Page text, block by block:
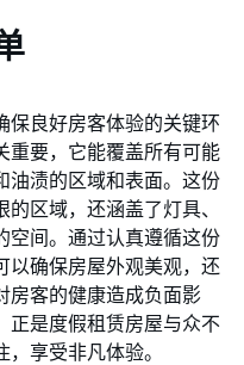
保良好房客体验的关键环
重要，它能覆盖所有可能
油渍的区域和表面。这份
区域，还涵盖了灯具、
空间。通过认真遵循这份
以确保房屋外观美观，还
房客的健康造成负面影
正是度假租赁房屋与众不
享受非凡体验。